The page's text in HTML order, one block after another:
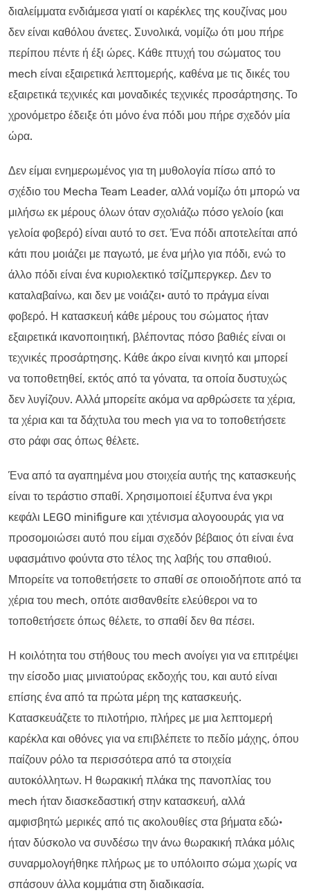
διαλείμματα ενδιάμεσα γιατί οι καρέκλες της κουζίνας μου
δεν είναι καθόλου άνετες. Συνολικά, νομίζω ότι μου πήρε
περίπου πέντε ή έξι ώρες. Κάθε πτυχή του σώματος του
mech είναι εξαιρετικά λεπτομερής, καθένα με τις δικές του
εξαιρετικά τεχνικές και μοναδικές τεχνικές προσάρτησης. Το
χρονόμετρο έδειξε ότι μόνο ένα πόδι μου πήρε σχεδόν μία
ώρα.
Δεν είμαι ενημερωμένος για τη μυθολογία πίσω από το
σχέδιο του Mecha Team Leader, αλλά νομίζω ότι μπορώ να
μιλήσω εκ μέρους όλων όταν σχολιάζω πόσο γελοίο (και
γελοία φοβερό) είναι αυτό το σετ. Ένα πόδι αποτελείται από
κάτι που μοιάζει με παγωτό, με ένα μήλο για πόδι, ενώ το
άλλο πόδι είναι ένα κυριολεκτικό τσίζμπεργκερ. Δεν το
καταλαβαίνω, και δεν με νοιάζει· αυτό το πράγμα είναι
φοβερό. Η κατασκευή κάθε μέρους του σώματος ήταν
εξαιρετικά ικανοποιητική, βλέποντας πόσο βαθιές είναι οι
τεχνικές προσάρτησης. Κάθε άκρο είναι κινητό και μπορεί
να τοποθετηθεί, εκτός από τα γόνατα, τα οποία δυστυχώς
δεν λυγίζουν. Αλλά μπορείτε ακόμα να αρθρώσετε τα χέρια,
τα χέρια και τα δάχτυλα του mech για να το τοποθετήσετε
στο ράφι σας όπως θέλετε.
Ένα από τα αγαπημένα μου στοιχεία αυτής της κατασκευής
είναι το τεράστιο σπαθί. Χρησιμοποιεί έξυπνα ένα γκρι
κεφάλι LEGO minifigure και χτένισμα αλογοουράς για να
προσομοιώσει αυτό που είμαι σχεδόν βέβαιος ότι είναι ένα
υφασμάτινο φούντα στο τέλος της λαβής του σπαθιού.
Μπορείτε να τοποθετήσετε το σπαθί σε οποιοδήποτε από τα
χέρια του mech, οπότε αισθανθείτε ελεύθεροι να το
τοποθετήσετε όπως θέλετε, το σπαθί δεν θα πέσει.
Η κοιλότητα του στήθους του mech ανοίγει για να επιτρέψει
την είσοδο μιας μινιατούρας εκδοχής του, και αυτό είναι
επίσης ένα από τα πρώτα μέρη της κατασκευής.
Κατασκευάζετε το πιλοτήριο, πλήρες με μια λεπτομερή
καρέκλα και οθόνες για να επιβλέπετε το πεδίο μάχης, όπου
παίζουν ρόλο τα περισσότερα από τα στοιχεία
αυτοκόλλητων. Η θωρακική πλάκα της πανοπλίας του
mech ήταν διασκεδαστική στην κατασκευή, αλλά
αμφισβητώ μερικές από τις ακολουθίες στα βήματα εδώ·
ήταν δύσκολο να συνδέσω την άνω θωρακική πλάκα μόλις
συναρμολογήθηκε πλήρως με το υπόλοιπο σώμα χωρίς να
σπάσουν άλλα κομμάτια στη διαδικασία.